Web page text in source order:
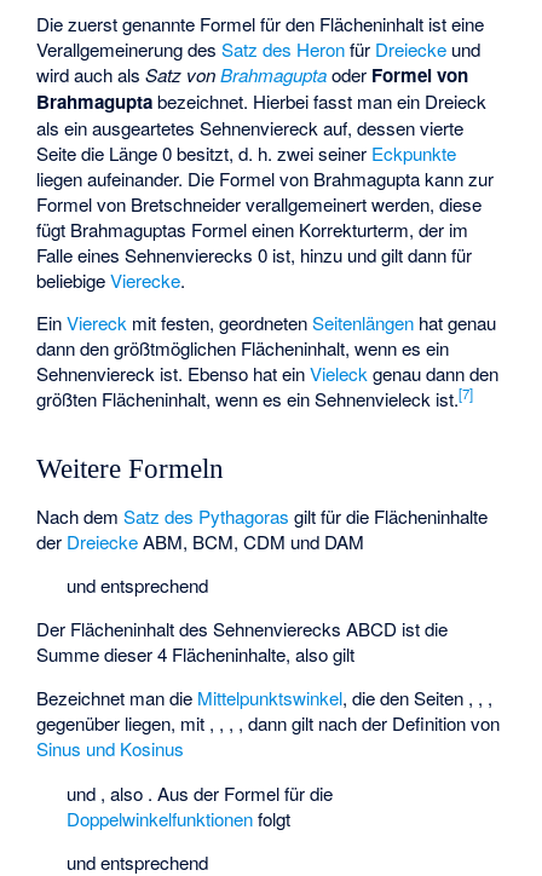
Die zuerst genannte Formel für den Flächeninhalt ist eine
Verallgemeinerung desSatz des Heronfür Dreiecke und
wird auch alsSatz vonBrahmaguptaoder Formel von
Brahmaguptabezeichnet. Hierbei fasst man ein Dreieck
als ein ausgeartetes Sehnenviereck auf, dessen vierte
Seite die Länge 0 besitzt, d. h. zwei seiner Eckpunkte
liegen aufeinander. Die Formel von Brahmagupta kann zur
Formel von Bretschneiderverallgemeinert werden, diese
fügt Brahmaguptas Formel einen Korrekturterm, der im
Falle eines Sehnenvierecks 0 ist, hinzu und gilt dann für
beliebigeVierecke.
EinViereck mit festen, geordnetenSeitenlängen hat genau
dann den größtmöglichen Flächeninhalt, wenn es ein
Sehnenviereck ist. Ebenso hat einVieleck genau dann den
größten Flächeninhalt, wenn es ein Sehnenvieleck ist.[7]
Weitere Formeln
Nach demSatz des Pythagoras gilt für die Flächeninhalte
der DreieckeABM, BCM, CDM und DAM
und entsprechend
Der Flächeninhalt des Sehnenvierecks ABCD ist die
Summe dieser 4 Flächeninhalte, also gilt
Bezeichnet man die Mittelpunktswinkel, die den Seiten , , ,
gegenüber liegen, mit , , , , dann gilt nach der Definition von
Sinus und Kosinus
und , also . Aus der Formel für die
Doppelwinkelfunktionenfolgt
und entsprechend